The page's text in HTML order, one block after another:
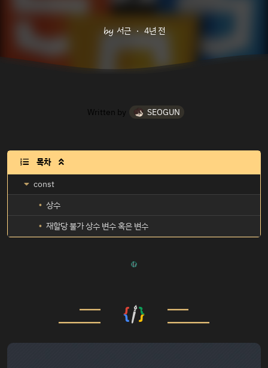
서근 4년 전
Written by SEOGUN
목차 
const
상수
재할당 불가 상수 변수 혹은 변수